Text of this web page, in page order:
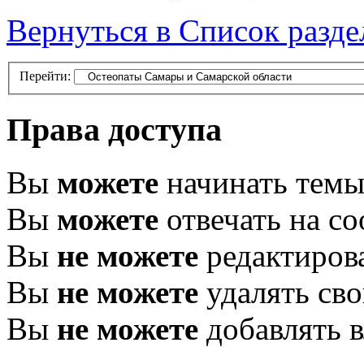
Вернуться в Список
Перейти:
Права доступа
Вы можете начинать темы
Вы можете отвечать на
Вы не можете
Вы не можете удалять
Вы не можете добавлять